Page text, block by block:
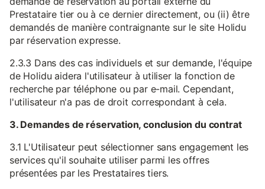
Prestataire tier ou à ce dernier directement, ou (ii) être
demandés de manière contraignante sur le site Holidu
par réservation expresse.
2.3.3 Dans des cas individuels et sur demande, l'équipe
de Holidu aidera l'utilisateur à utiliser la fonction de
recherche par téléphone ou par e-mail. Cependant,
l'utilisateur n'a pas de droit correspondant à cela.
3. Demandes de réservation, conclusion du contrat
3.1 L'Utilisateur peut sélectionner sans engagement les
services qu'il souhaite utiliser parmi les offres
présentées par les Prestataires tiers.